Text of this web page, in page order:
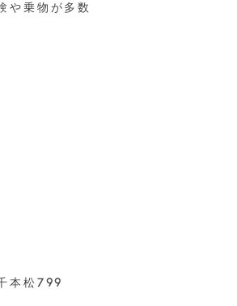
や乗物が多数
本松799